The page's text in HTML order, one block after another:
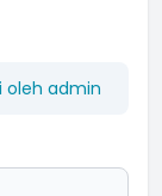
oleh admin